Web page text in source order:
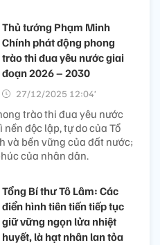
Thủ tướng Phạm Minh
Chính phát động phong
trào thi đua yêu nước giai
đoạn 2026 – 2030
27/12/2025 12:04’
trào thi đua yêu nước
độc lập, tự do của Tổ
và bền vững của đất nước;
của nhân dân.
Tổng Bí thư Tô Lâm: Các
điển hình tiên tiến tiếp tục
giữ vững ngọn lửa nhiệt
huyết, là hạt nhân lan tỏa